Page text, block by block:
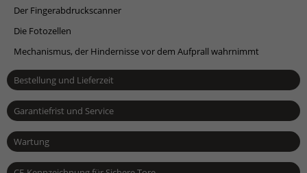
Der Fingerabdruckscanner
Die Fotozellen
Mechanismus, der Hindernisse vor dem Aufprall wahrnimmt
Bestellung und Lieferzeit
Garantiefrist und Service
Wartung